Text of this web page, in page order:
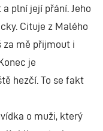
plní její přání. Jeho
Cituje z Malého
za mě přijmout i
je
hezčí. To se fakt
o muži, který